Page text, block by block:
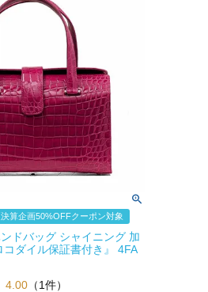
算企画50%OFFクーポン対象
ドバッグ シャイニング 加
コダイル保証書付き』 4FA
4.00 （1件）